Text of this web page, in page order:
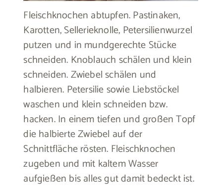
Fleischknochen abtupfen. Pastinaken,
Karotten, Sellerieknolle, Petersilienwurzel
putzen und in mundgerechte Stücke
schneiden. Knoblauch schälen und klein
schneiden. Zwiebel schälen und
halbieren. Petersilie sowie Liebstöckel
waschen und klein schneiden bzw.
hacken. In einem tiefen und großen Topf
die halbierte Zwiebel auf der
Schnittfläche rösten. Fleischknochen
zugeben und mit kaltem Wasser
aufgießen bis alles gut damit bedeckt ist.